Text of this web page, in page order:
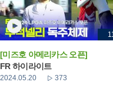
[미즈호 아메리카스 오픈]
FR 하이라이트
2024.05.20 373